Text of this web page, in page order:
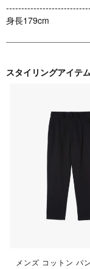
身長179cm
スタイリングアイテム
メンズ コットン パ